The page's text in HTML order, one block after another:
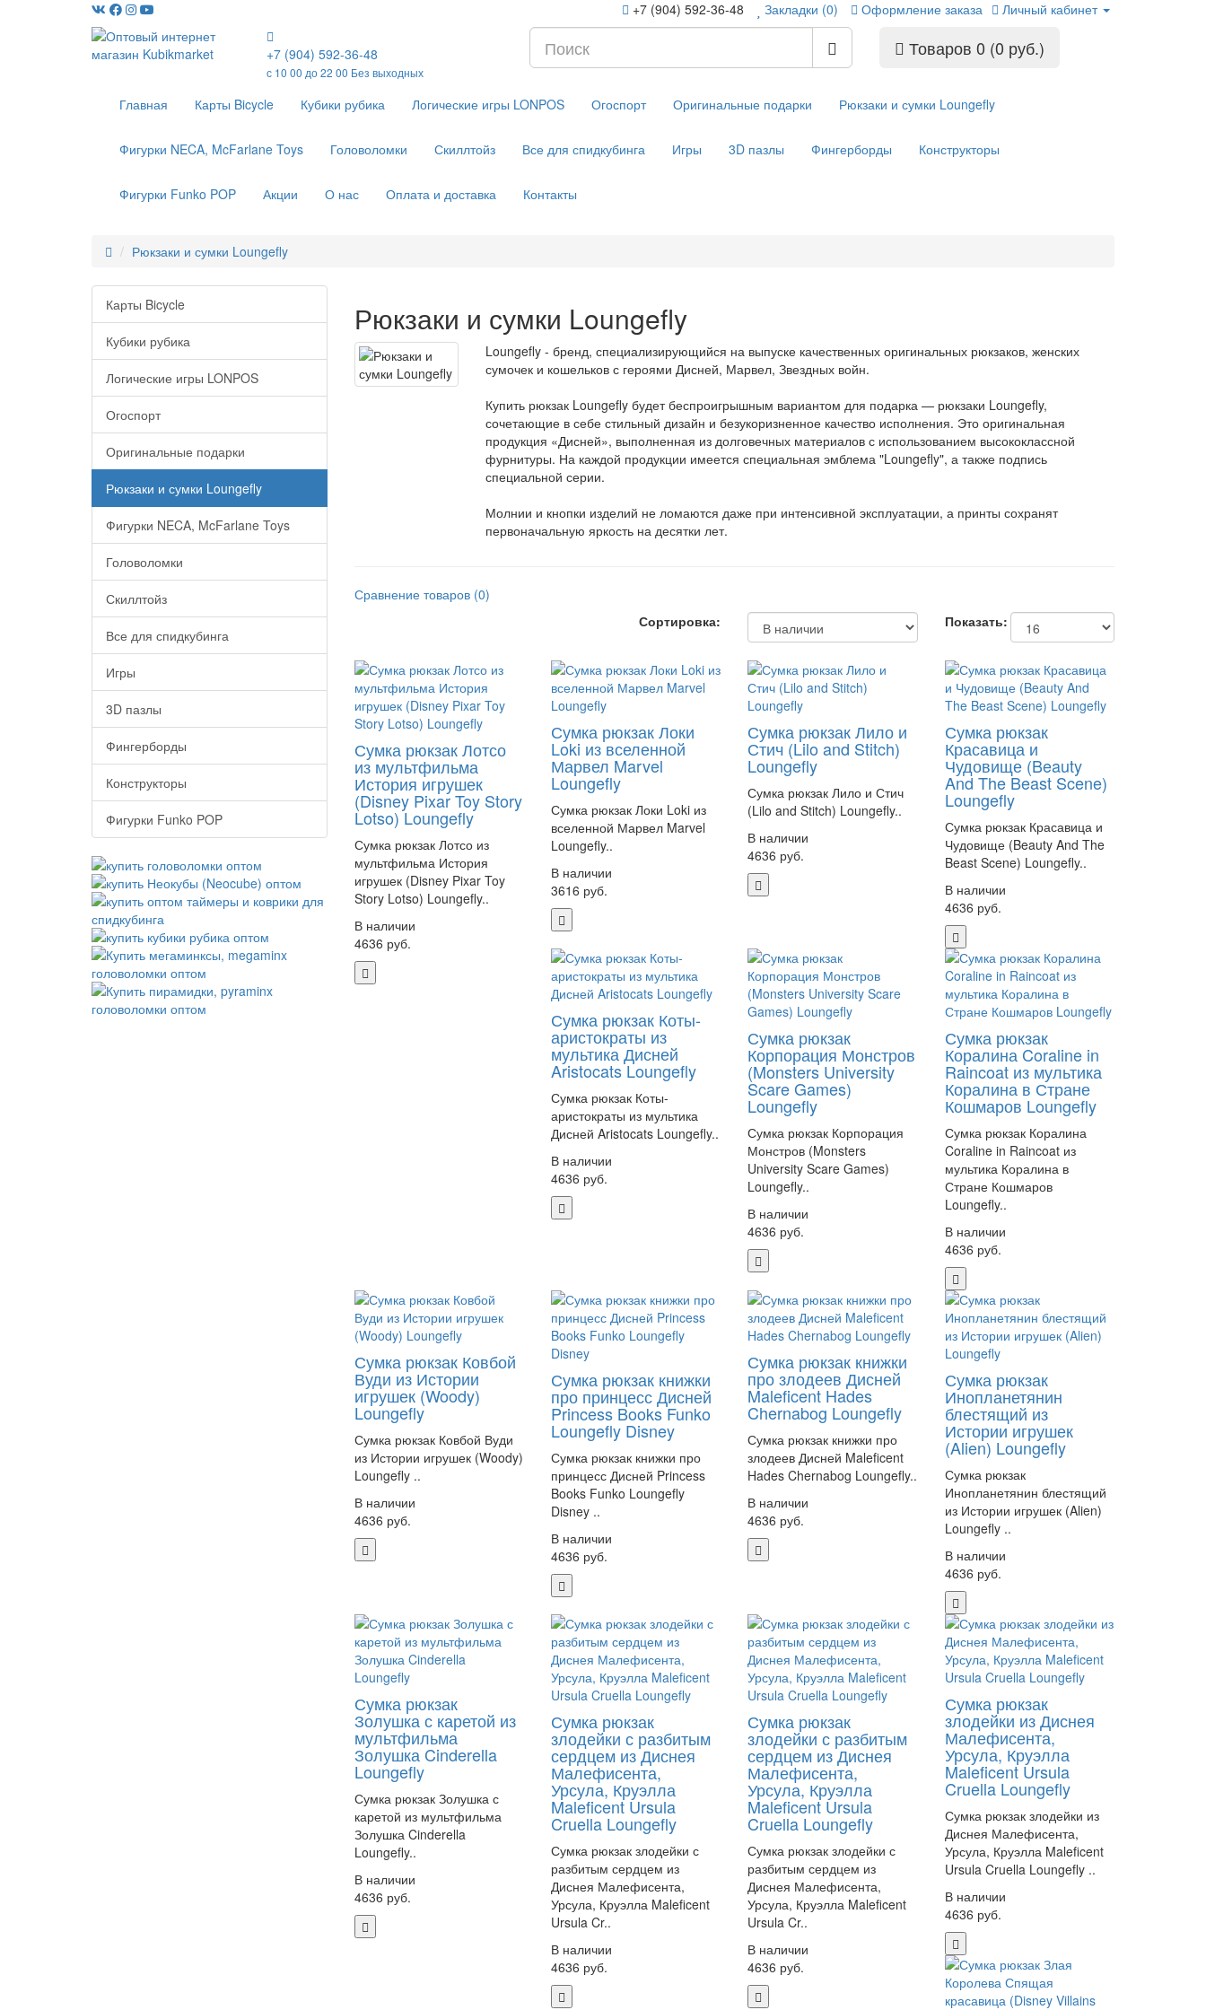
+7 (904) 592-36-48 Закладки (0) Оформление заказа Личный кабинет
+7 (904) 592-36-48
с 10 00 до 22 00 Без выходных
Товаров 0 (0 руб.)
Главная Карты Bicycle Кубики рубика Логические игры LONPOS Огоспорт Оригинальные подарки Рюкзаки и сумки Loungefly
Фигурки NECA, McFarlane Toys Головоломки Скиллтойз Все для спидкубинга Игры 3D пазлы Фингерборды Конструкторы
Фигурки Funko POP Акции О нас Оплата и доставка Контакты
Рюкзаки и сумки Loungefly
Карты Bicycle
Кубики рубика
Логические игры LONPOS
Огоспорт
Оригинальные подарки
Рюкзаки и сумки Loungefly
Фигурки NECA, McFarlane Toys
Головоломки
Скиллтойз
Все для спидкубинга
Игры
3D пазлы
Фингерборды
Конструкторы
Фигурки Funko POP
Рюкзаки и сумки Loungefly
Loungefly - бренд, специализирующийся на выпуске качественных оригинальных рюкзаков, женских
сумочек и кошельков с героями Дисней, Марвел, Звездных войн.
Купить рюкзак Loungefly будет беспроигрышным вариантом для подарка — рюкзаки Loungefly,
сочетающие в себе стильный дизайн и безукоризненное качество исполнения. Это оригинальная
продукция «Дисней», выполненная из долговечных материалов с использованием высококлассной
фурнитуры. На каждой продукции имеется специальная эмблема "Loungefly", а также подпись
специальной серии.
Молнии и кнопки изделий не ломаются даже при интенсивной эксплуатации, а принты сохранят
первоначальную яркость на десятки лет.
Сравнение товаров (0)
Сортировка:
Показать:
Сумка рюкзак Лотсо
из мультфильма
История игрушек
(Disney Pixar Toy Story
Lotso) Loungefly
Сумка рюкзак Лотсо из
мультфильма История
игрушек (Disney Pixar Toy
Story Lotso) Loungefly..
В наличии
4636 руб.
Сумка рюкзак Локи
Loki из вселенной
Марвел Marvel
Loungefly
Сумка рюкзак Локи Loki из
вселенной Марвел Marvel
Loungefly..
В наличии
3616 руб.
Сумка рюкзак Лило и
Стич (Lilo and Stitch)
Loungefly
Сумка рюкзак Лило и Стич
(Lilo and Stitch) Loungefly..
В наличии
4636 руб.
Сумка рюкзак
Красавица и
Чудовище (Beauty
And The Beast Scene)
Loungefly
Сумка рюкзак Красавица и
Чудовище (Beauty And The
Beast Scene) Loungefly..
В наличии
4636 руб.
Сумка рюкзак Коты-
аристократы из
мультика Дисней
Aristocats Loungefly
Сумка рюкзак Коты-
аристократы из мультика
Дисней Aristocats Loungefly..
В наличии
4636 руб.
Сумка рюкзак
Корпорация Монстров
(Monsters University
Scare Games)
Loungefly
Сумка рюкзак Корпорация
Монстров (Monsters
University Scare Games)
Loungefly..
В наличии
4636 руб.
Сумка рюкзак
Коралина Coraline in
Raincoat из мультика
Коралина в Стране
Кошмаров Loungefly
Сумка рюкзак Коралина
Coraline in Raincoat из
мультика Коралина в
Стране Кошмаров
Loungefly..
В наличии
4636 руб.
Сумка рюкзак Ковбой
Вуди из Истории
игрушек (Woody)
Loungefly
Сумка рюкзак Ковбой Вуди
из Истории игрушек (Woody)
Loungefly ..
В наличии
4636 руб.
Сумка рюкзак книжки
про принцесс Дисней
Princess Books Funko
Loungefly Disney
Сумка рюкзак книжки про
принцесс Дисней Princess
Books Funko Loungefly
Disney ..
В наличии
4636 руб.
Сумка рюкзак книжки
про злодеев Дисней
Maleficent Hades
Chernabog Loungefly
Сумка рюкзак книжки про
злодеев Дисней Maleficent
Hades Chernabog Loungefly..
В наличии
4636 руб.
Сумка рюкзак
Инопланетянин
блестящий из
Истории игрушек
(Alien) Loungefly
Сумка рюкзак
Инопланетянин блестящий
из Истории игрушек (Alien)
Loungefly ..
В наличии
4636 руб.
Сумка рюкзак
Золушка с каретой из
мультфильма
Золушка Cinderella
Loungefly
Сумка рюкзак Золушка с
каретой из мультфильма
Золушка Cinderella
Loungefly..
В наличии
4636 руб.
Сумка рюкзак
злодейки с разбитым
сердцем из Диснея
Малефисента,
Урсула, Круэлла
Maleficent Ursula
Cruella Loungefly
Сумка рюкзак злодейки с
разбитым сердцем из
Диснея Малефисента,
Урсула, Круэлла Maleficent
Ursula Cr..
В наличии
4636 руб.
Сумка рюкзак
злодейки с разбитым
сердцем из Диснея
Малефисента,
Урсула, Круэлла
Maleficent Ursula
Cruella Loungefly
Сумка рюкзак злодейки с
разбитым сердцем из
Диснея Малефисента,
Урсула, Круэлла Maleficent
Ursula Cr..
В наличии
4636 руб.
Сумка рюкзак
злодейки из Диснея
Малефисента,
Урсула, Круэлла
Maleficent Ursula
Cruella Loungefly
Сумка рюкзак злодейки из
Диснея Малефисента,
Урсула, Круэлла Maleficent
Ursula Cruella Loungefly ..
В наличии
4636 руб.